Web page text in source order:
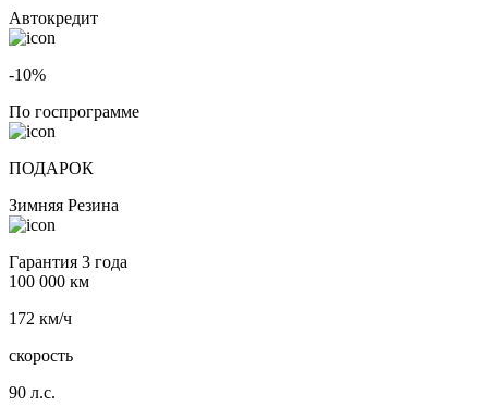
Автокредит
-10%
По госпрограмме
ПОДАРОК
Зимняя Резина
Гарантия 3 года
100 000 км
172 км/ч
скорость
90 л.с.